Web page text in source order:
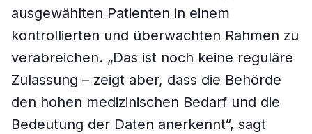
ausgewählten Patienten in einem
kontrollierten und überwachten Rahmen zu
verabreichen. „Das ist noch keine reguläre
Zulassung – zeigt aber, dass die Behörde
den hohen medizinischen Bedarf und die
Bedeutung der Daten anerkennt“, sagt